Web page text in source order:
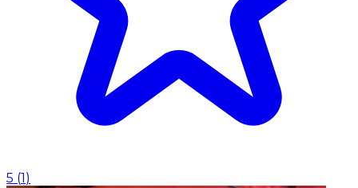
5 (1)